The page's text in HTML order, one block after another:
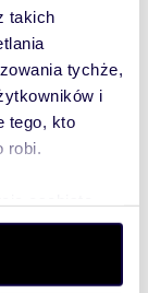
takich
tychże,
i
tego, kto
robi.
preferencje w
możesz
chwili.